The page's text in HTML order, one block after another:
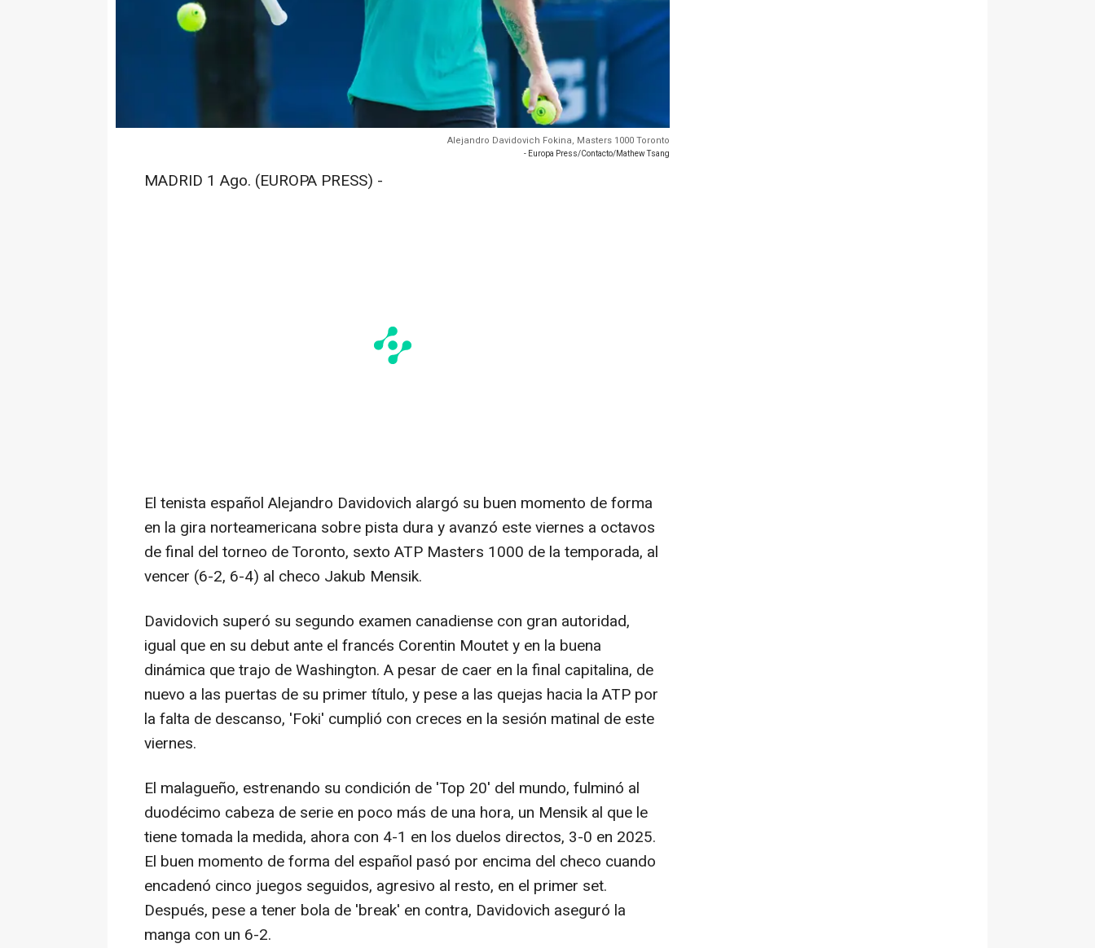
Alejandro Davidovich Fokina, Masters 1000 Toronto
- Europa Press/Contacto/Mathew Tsang
MADRID 1 Ago. (EUROPA PRESS) -
El tenista español Alejandro Davidovich alargó su buen momento de forma
en la gira norteamericana sobre pista dura y avanzó este viernes a octavos
de final del torneo de Toronto, sexto ATP Masters 1000 de la temporada, al
vencer (6-2, 6-4) al checo Jakub Mensik.
Davidovich superó su segundo examen canadiense con gran autoridad,
igual que en su debut ante el francés Corentin Moutet y en la buena
dinámica que trajo de Washington. A pesar de caer en la final capitalina, de
nuevo a las puertas de su primer título, y pese a las quejas hacia la ATP por
la falta de descanso, 'Foki' cumplió con creces en la sesión matinal de este
viernes.
El malagueño, estrenando su condición de 'Top 20' del mundo, fulminó al
duodécimo cabeza de serie en poco más de una hora, un Mensik al que le
tiene tomada la medida, ahora con 4-1 en los duelos directos, 3-0 en 2025.
El buen momento de forma del español pasó por encima del checo cuando
encadenó cinco juegos seguidos, agresivo al resto, en el primer set.
Después, pese a tener bola de 'break' en contra, Davidovich aseguró la
manga con un 6-2.